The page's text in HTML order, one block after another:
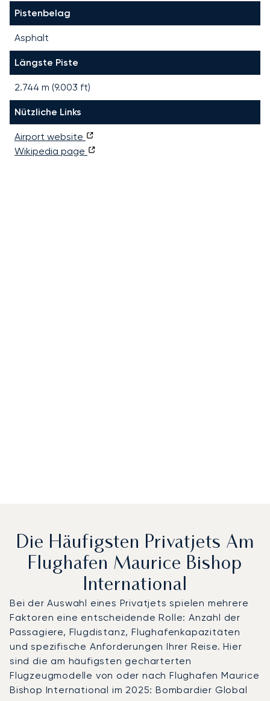
Pistenbelag
Asphalt
Längste Piste
2.744 m (9.003 ft)
Nützliche Links
Airport website
Wikipedia page
Die Häufigsten Privatjets Am
Flughafen Maurice Bishop
International
Bei der Auswahl eines Privatjets spielen mehrere
Faktoren eine entscheidende Rolle: Anzahl der
Passagiere, Flugdistanz, Flughafenkapazitäten
und spezifische Anforderungen Ihrer Reise. Hier
sind die am häufigsten gecharterten
Flugzeugmodelle von oder nach Flughafen Maurice
Bishop International im 2025: Bombardier Global